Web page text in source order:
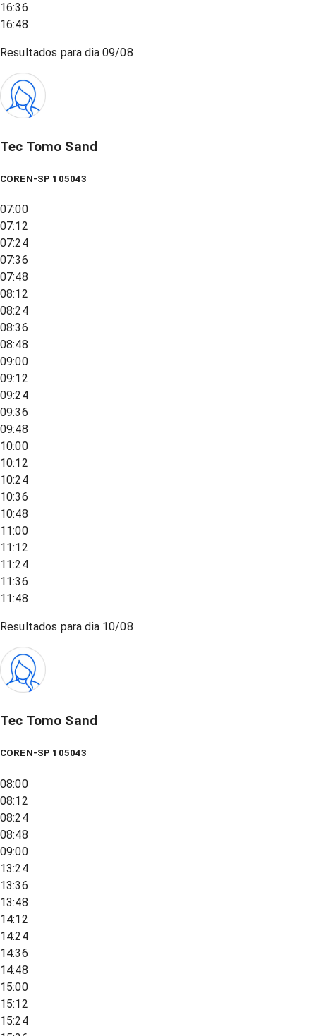
16:36
16:48
Resultados para dia09/08
Tec Tomo Sand
COREN-SP 105043
07:00
07:12
07:24
07:36
07:48
08:12
08:24
08:36
08:48
09:00
09:12
09:24
09:36
09:48
10:00
10:12
10:24
10:36
10:48
11:00
11:12
11:24
11:36
11:48
Resultados para dia 10/08
Tec Tomo Sand
COREN-SP 105043
08:00
08:12
08:24
08:48
09:00
13:24
13:36
13:48
14:12
14:24
14:36
14:48
15:00
15:12
15:24